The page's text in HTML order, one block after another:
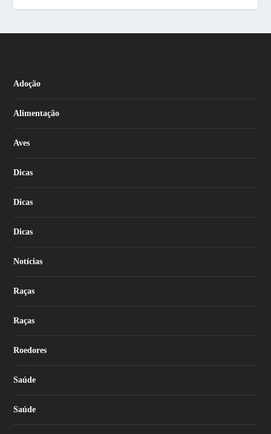
Adoção
Alimentação
Aves
Dicas
Dicas
Dicas
Notícias
Raças
Raças
Roedores
Saúde
Saúde